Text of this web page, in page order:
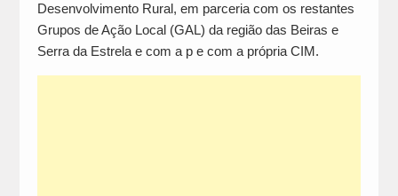
Desenvolvimento Rural, em parceria com os restantes
Grupos de Ação Local (GAL) da região das Beiras e
Serra da Estrela e com a p e com a própria CIM.